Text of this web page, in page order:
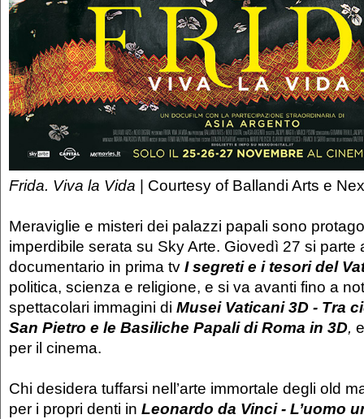
Frida. Viva la Vida | Courtesy of Ballandi Arts e
Meraviglie e misteri dei palazzi papali sono
imperdibile serata su Sky Arte. Giovedì 27 si parte
documentario in prima tv I segreti e i tesori del
politica, scienza e religione, e si va avanti fino a
spettacolari immagini di Musei Vaticani 3D - Tra
San Pietro e le Basiliche Papali di Roma in 3D,
per il cinema.
Chi desidera tuffarsi nell’arte immortale degli old
per i propri denti in Leonardo da Vinci - L’uomo